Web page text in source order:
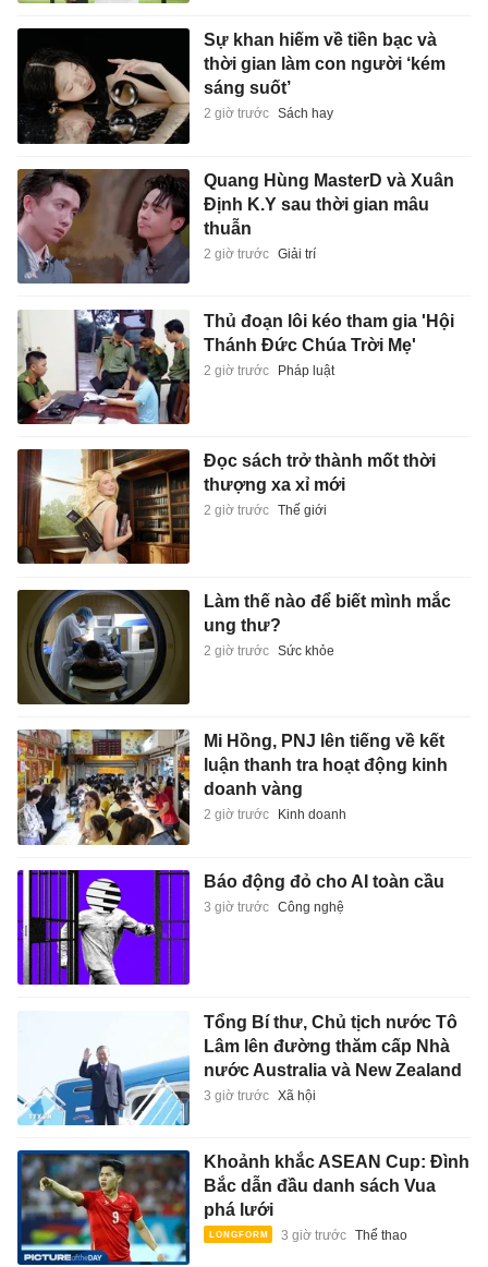
Sự khan hiếm về tiền bạc và
thời gian làm con người ‘kém
sáng suốt’
2 giờ trước Sách hay
Quang Hùng MasterD và Xuân
Định K.Y sau thời gian mâu
thuẫn
2 giờ trước Giải trí
Thủ đoạn lôi kéo tham gia 'Hội
Thánh Đức Chúa Trời Mẹ'
2 giờ trước Pháp luật
Đọc sách trở thành mốt thời
thượng xa xỉ mới
2 giờ trước Thế giới
Làm thế nào để biết mình mắc
ung thư?
2 giờ trước Sức khỏe
Mi Hồng, PNJ lên tiếng về kết
luận thanh tra hoạt động kinh
doanh vàng
2 giờ trước Kinh doanh
Báo động đỏ cho AI toàn cầu
3 giờ trước Công nghệ
Tổng Bí thư, Chủ tịch nước Tô
Lâm lên đường thăm cấp Nhà
nước Australia và New Zealand
3 giờ trước Xã hội
Khoảnh khắc ASEAN Cup: Đình
Bắc dẫn đầu danh sách Vua
phá lưới
3 giờ trước Thể thao